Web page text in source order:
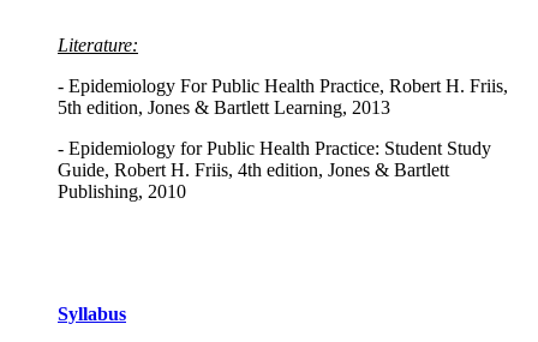
Literature:
- Epidemiology For Public Health Practice, Robert H. Friis,
5th edition, Jones & Bartlett Learning, 2013
- Epidemiology for Public Health Practice: Student Study
Guide, Robert H. Friis, 4th edition, Jones & Bartlett
Publishing, 2010
Syllabus